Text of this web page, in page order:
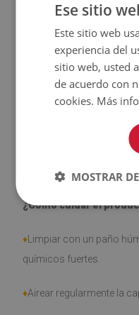
Las alfombrasno son
fácil de
Tenga en cuenta que
¿Cómo cuidar el
♦ Limpiar con un paño
químicos fuertes.
♦Airear regularmente la
Ese sitio
Este sitio web
experiencia del
sitio web, usted
de acuerdo con
cookies. Más
MOSTRAR